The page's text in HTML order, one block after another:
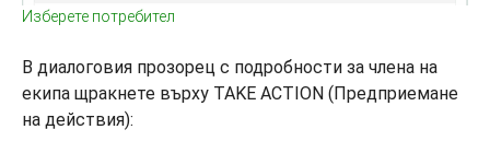
Изберете потребител
В диалоговия прозорец с подробности за члена на
екипа щракнете върху TAKE ACTION (Предприемане
на действия):